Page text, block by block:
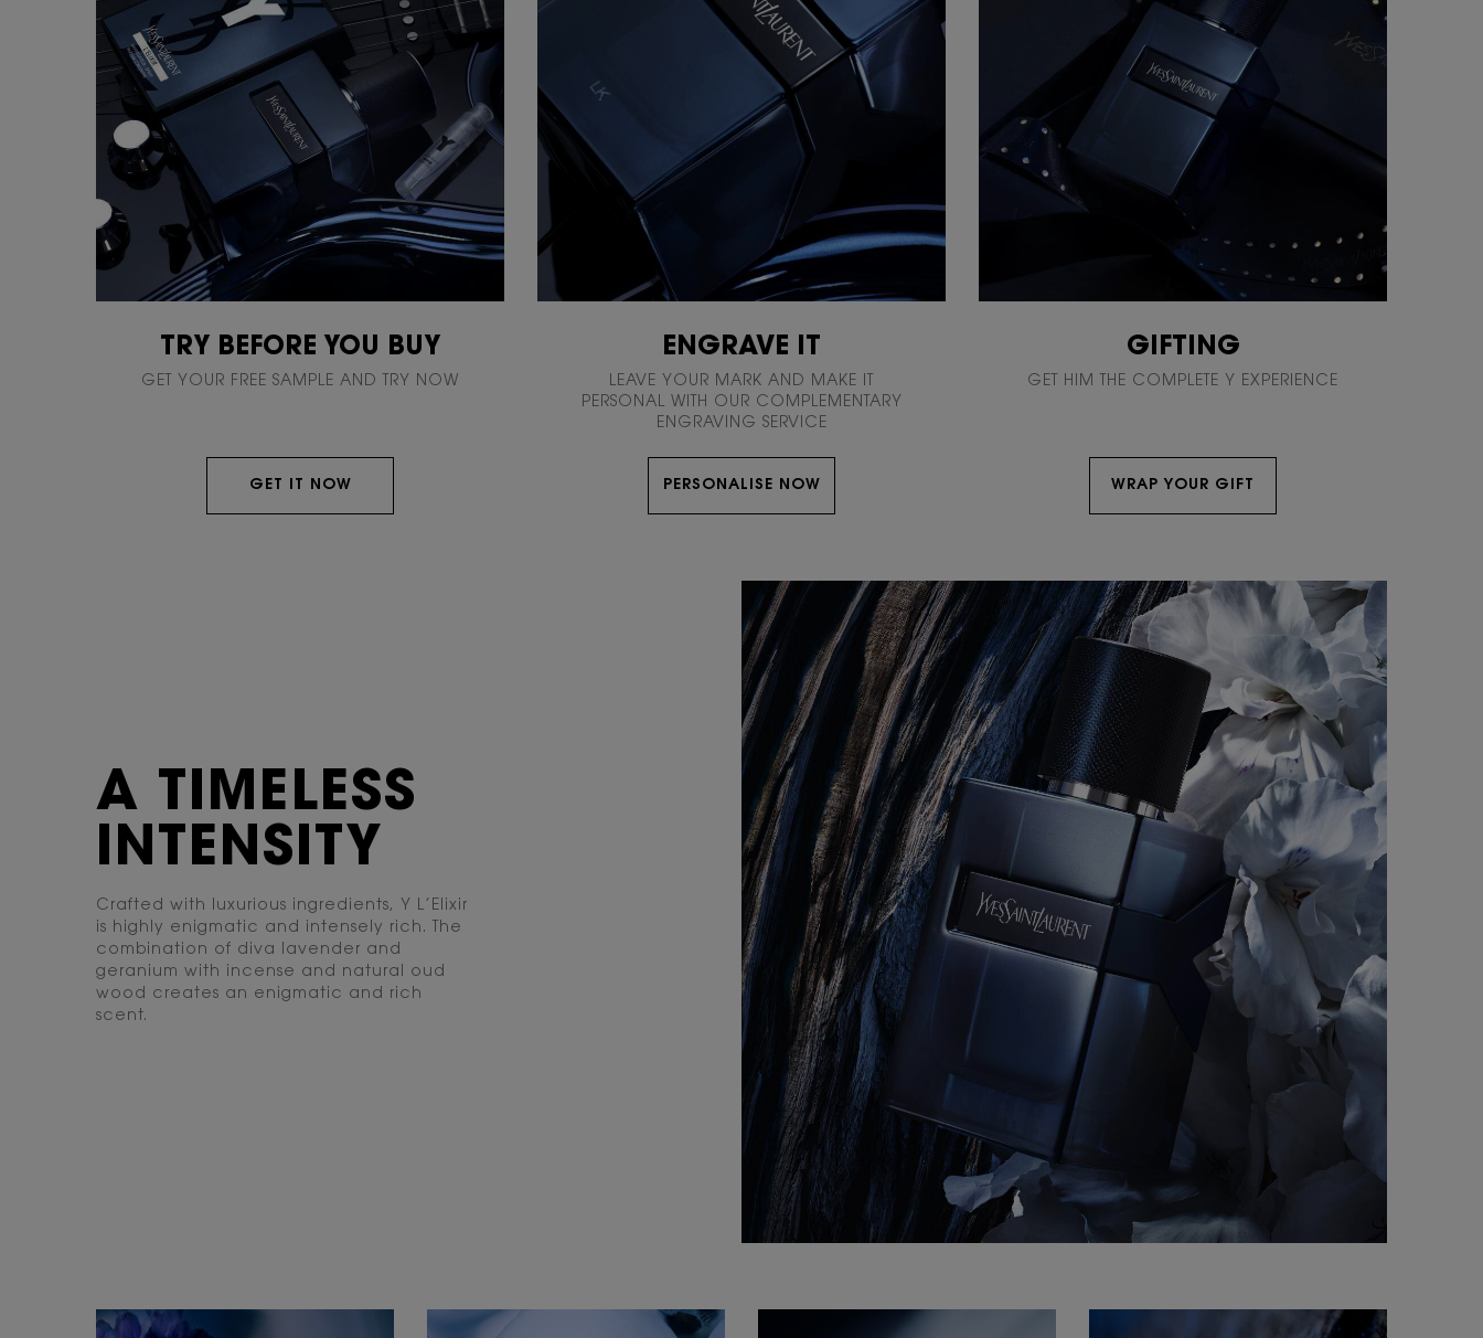
TRY BEFORE YOU BUY
GET YOUR FREE SAMPLE AND TRY NOW
GET IT NOW
ENGRAVE IT
LEAVE YOUR MARK AND MAKE IT
PERSONAL WITH OUR COMPLEMENTARY
ENGRAVING SERVICE
PERSONALISE NOW
GIFTING
GET HIM THE COMPLETE Y EXPERIENCE
WRAP YOUR GIFT
A TIMELESS
INTENSITY
Crafted with luxurious ingredients, Y L’Elixir
is highly enigmatic and intensely rich. The
combination of diva lavender and
geranium with incense and natural oud
wood creates an enigmatic and rich
scent.